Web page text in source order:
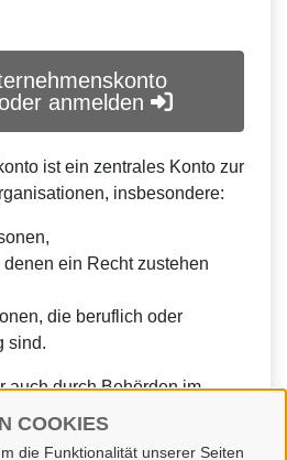
COOKIES
die Funktionalität unserer Seiten
anmelden
ist ein zentrales Konto zur
insbesondere:
ein Recht zustehen
die beruflich oder
sind.
auch durch Behörden im